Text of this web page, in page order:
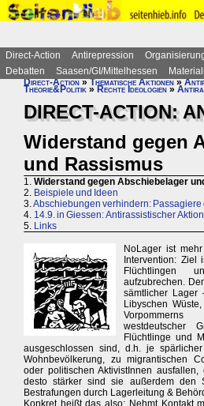
Direct-Action Antirepression
Debatten
Saasen/GI/Mittelhessen
Direct-Action»Thematische Aktionen»
Theorie&Politik » Rechte Ideologien »
DIRECT-ACTION:
Widerstand gegen
und Rassismus
1. Widerstand gegen Abschiebelager
2. Beispiele und Ideen
3.Abschiebungen verhindern: Passagiere
4. 14.9. in Giessen: Antirassistischer
5. Links
NoLager ist
Intervention:
Flüchtlingen
aufzubrechen.
sämtlicher
Libyschen
westdeutscher
Flüchtlinge und
ausgeschlossen sind, d.h. je
Wohnbevölkerung, zu migrantischen
oder politischen AktivistInnen
desto stärker sind sie außerdem den
Bestrafungen durch Lagerleitung &